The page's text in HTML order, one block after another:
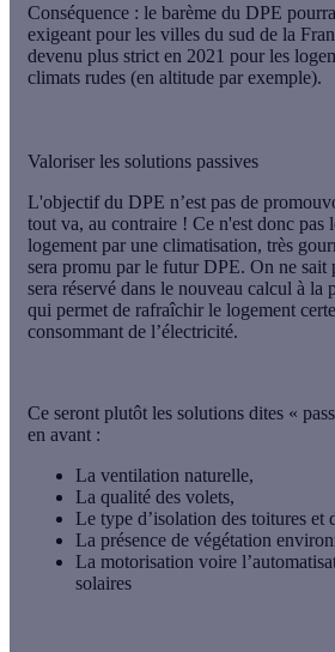
Conséquence : le barème du DPE
exigeant pour les villes du sud de la
devenu plus strict en 2021 pour les
climats rudes (en altitude par exemple).
Valoriser les solutions passives
L'objectif du DPE n’est pas de
tout va, au contraire ! Ce n'est donc pas
logement par une climatisation, très
sera promu par le futur DPE. On ne sait
sera réservé dans le nouveau calcul à la
qui permet de rafraîchir le logement
consommant de l’électricité.
Ce seront plutôt les solutions dites «
en avant :
La ventilation naturelle,
La qualité des volets,
Le type d’isolation des toitures et
La présence de végétation
La motorisation voire
solaires